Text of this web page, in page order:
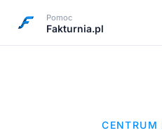
Pomoc
Fakturnia.pl
CENTRUM